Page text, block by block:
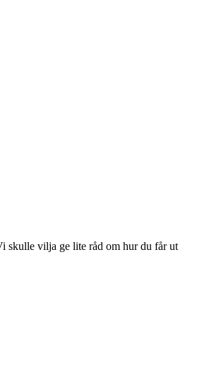
skulle vilja ge lite råd om hur du får ut